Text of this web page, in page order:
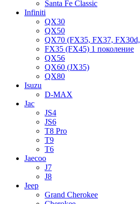
Santa Fe Classic
Infiniti
QX30
QX50
QX70 (FX35, FX37,
FX35 (FX45) 1 поколение
QX56
QX60 (JX35)
QX80
Isuzu
D-MAX
Jac
JS4
JS6
T8 Pro
T9
T6
Jaecoo
J7
J8
Jeep
Grand Cherokee